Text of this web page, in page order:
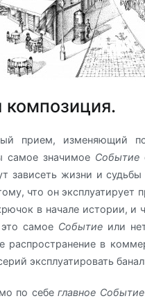
прием, изменяющий
самое значимое Событие
зависеть жизни и
что он эксплуатирует
в начале истории, и
самое Событие или
в
эксплуатировать
по себеглавное Событие